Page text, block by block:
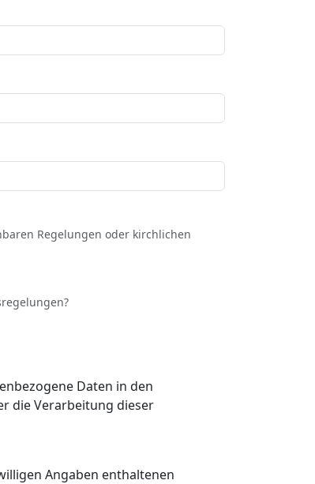
Regelungen oder kirchlichen
Daten in den
Angaben enthaltenen